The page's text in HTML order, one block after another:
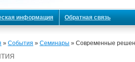
информация Обратная связь
» События » Семинары » Современные